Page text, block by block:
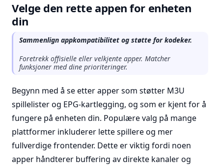
Velge den rette appen for enheten
din
Sammenlign appkompatibilitet og støtte for kodeker.
Foretrekk offisielle eller velkjente apper. Matcher
funksjoner med dine prioriteringer.
Begynn med å se etter apper som støtter M3U
spillelister og EPG-kartlegging, og som er kjent for å
fungere på enheten din. Populære valg på mange
plattformer inkluderer lette spillere og mer
fullverdige frontender. Dette er viktig fordi noen
apper håndterer buffering av direkte kanaler og